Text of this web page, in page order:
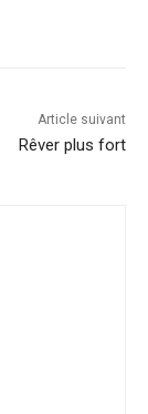
Article suivant
Rêver plus fort